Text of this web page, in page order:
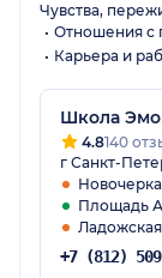
Чувства,
Отношения с
Карьера и
Школа
4.8140
г Санкт-
Площадь